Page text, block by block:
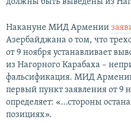
должны быть выведены из
Накануне МИД Армении
Азербайджана о том, что
от 9 ноября устанавливает
из Нагорного Карабаха –
фальсификация. МИД
первый пункт заявления от 9
определяет: «...стороны
позициях».